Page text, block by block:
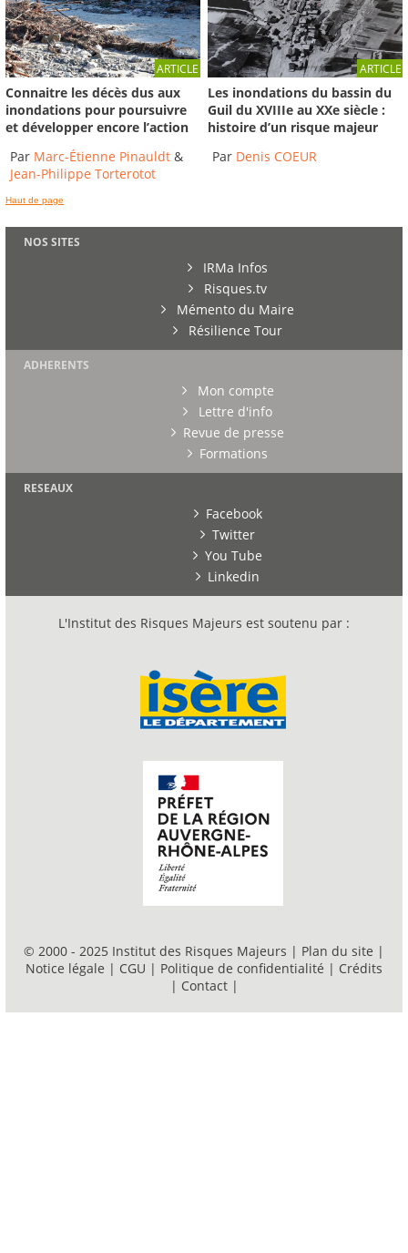
ARTICLE
Connaitre les décès dus aux
inondations pour poursuivre
et développer encore l’action
Par Marc-Étienne Pinauldt &
Jean-Philippe Torterotot
ARTICLE
Les inondations du bassin du
Guil du XVIIIe au XXe siècle :
histoire d’un risque majeur
Par Denis COEUR
Haut de page
NOS SITES
IRMa Infos
Risques.tv
Mémento du Maire
Résilience Tour
ADHERENTS
Mon compte
Lettre d'info
Revue de presse
Formations
RESEAUX
Facebook
Twitter
You Tube
Linkedin
L'Institut des Risques Majeurs est soutenu par :
© 2000 - 2025 Institut des Risques Majeurs | Plan du site |
Notice légale | CGU | Politique de confidentialité | Crédits
| Contact |